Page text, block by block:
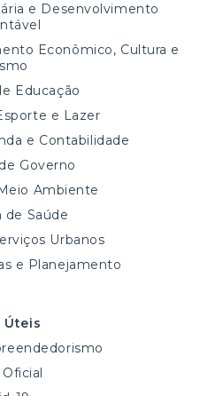
e Desenvolvimento
Econômico, Cultura e
Educação
e Lazer
e Contabilidade
Governo
Ambiente
de Saúde
Urbanos
e Planejamento
Úteis